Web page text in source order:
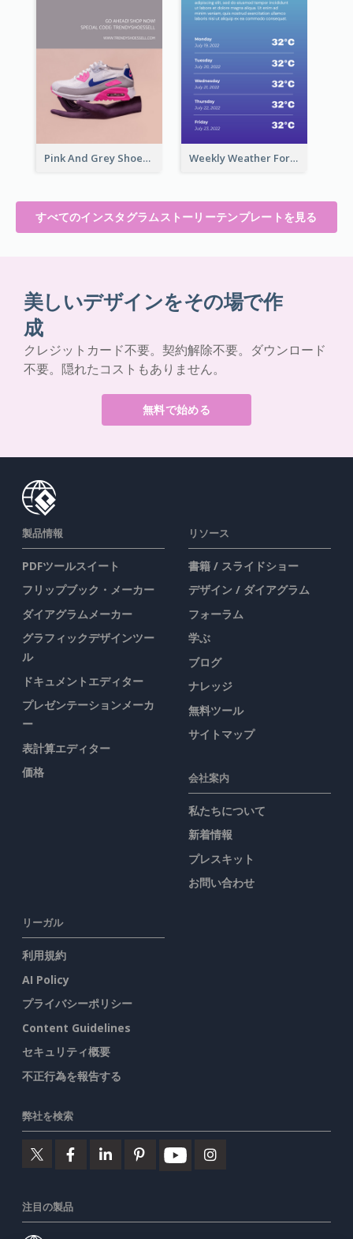
Pink And Grey Shoes Photo Shopping Instagram Story Weekly Weather Forecast Instagram Story
すべてのインスタグラムストーリーテンプレートを見る
美しいデザインをその場で作
成
クレジットカード不要。契約解除不要。ダウンロード
不要。隠れたコストもありません。
無料で始める
製品情報
PDFツールスイート
フリップブック・メーカー
ダイアグラムメーカー
グラフィックデザインツー
ル
ドキュメントエディター
プレゼンテーションメーカ
ー
表計算エディター
価格
リソース
書籍 / スライドショー
デザイン / ダイアグラム
フォーラム
学ぶ
ブログ
ナレッジ
無料ツール
サイトマップ
会社案内
私たちについて
新着情報
プレスキット
お問い合わせ
リーガル
利用規約
AI Policy
プライバシーポリシー
Content Guidelines
セキュリティ概要
不正行為を報告する
弊社を検索
注目の製品